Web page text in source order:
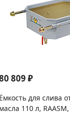
слива
л, RAASM, 42061